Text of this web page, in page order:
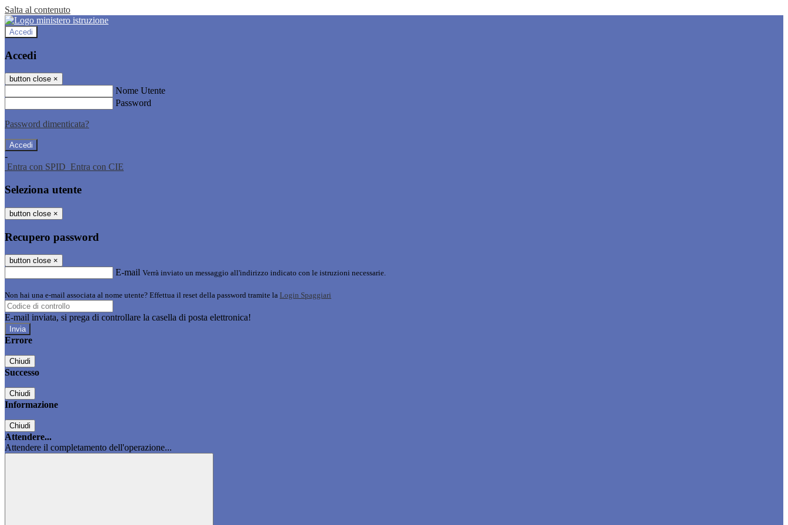
Salta al contenuto
Accedi
Accedi
button close ×
Nome Utente
Password
Password dimenticata?
-
Entra con SPID Entra con CIE
Seleziona utente
button close ×
Recupero password
button close ×
E-mail Verrà inviato un messaggio all'indirizzo indicato con le istruzioni necessarie.
Non hai una e-mail associata al nome utente? Effettua il reset della password tramite la Login Spaggiari
E-mail inviata, si prega di controllare la casella di posta elettronica!
Errore
Chiudi
Successo
Chiudi
Informazione
Chiudi
Attendere...
Attendere il completamento dell'operazione...